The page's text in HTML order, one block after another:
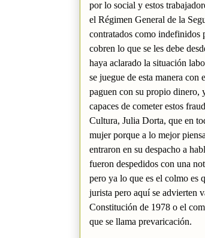
por lo social y estos
el Régimen General de la
contratados como indefinidos
cobren lo que se les debe
haya aclarado la situación
se juegue de esta manera con
paguen con su propio dinero,
capaces de cometer estos
Cultura, Julia Dorta, que en
mujer porque a lo mejor
entraron en su despacho a
fueron despedidos con una
pero ya lo que es el colmo es
jurista pero aquí se advierten
Constitución de 1978 o el
que se llama prevaricación.